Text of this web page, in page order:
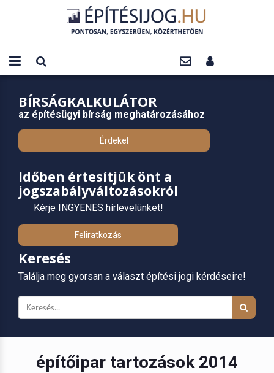
BÍRSÁGKALKULÁTOR
az építésügyi bírság meghatározásához
Érdekel
Időben értesítjük önt a
jogszabályváltozásokról
Kérje INGYENES hírlevelünket!
Feliratkozás
Keresés
Találja meg gyorsan a választ építési jogi kérdéseire!
építőipar tartozások 2014